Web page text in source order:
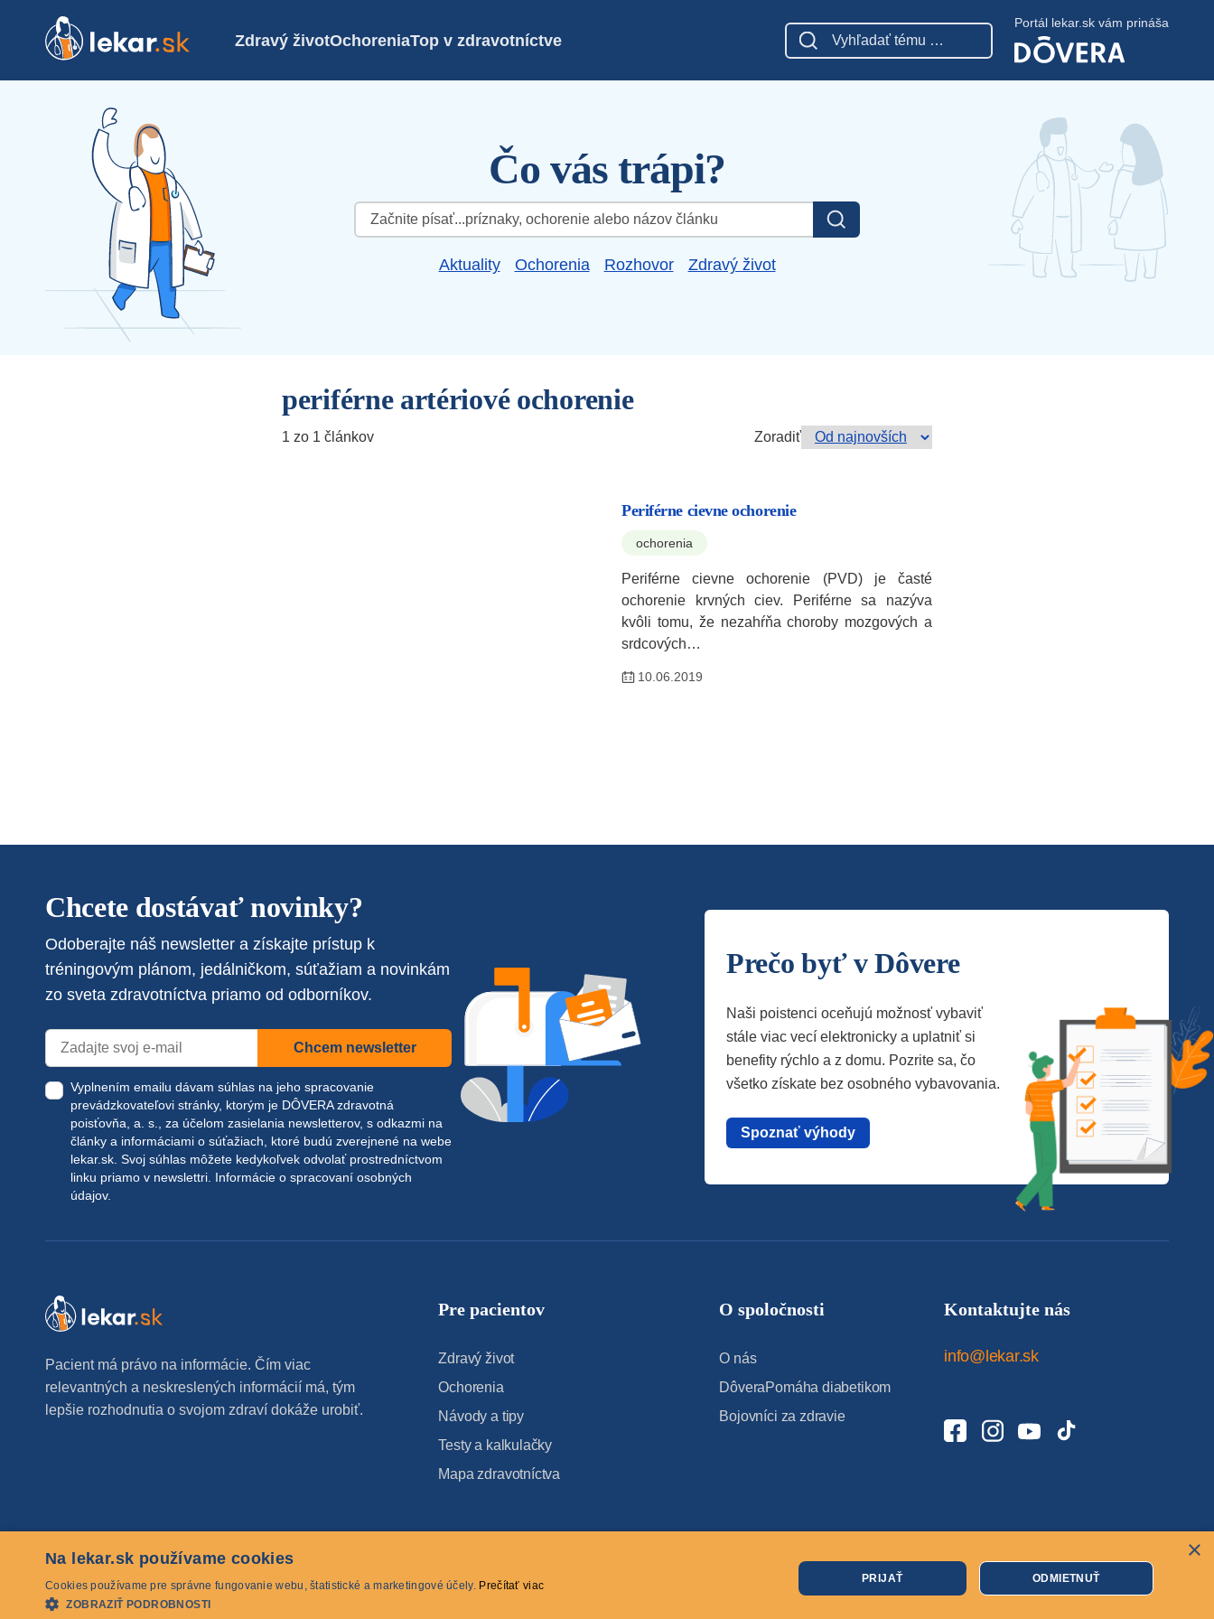
Zdravý životOchoreniaTop v zdravotníctve
Portál lekar.sk vám prináša
Čo vás trápi?
Hľadať:
Aktuality Ochorenia Rozhovor Zdravý život
periférne artériové ochorenie
1 zo 1 článkov Zoradiť
Periférne cievne ochorenie
ochorenia
Periférne cievne ochorenie (PVD) je časté
ochorenie krvných ciev. Periférne sa nazýva
kvôli tomu, že nezahŕňa choroby mozgových a
srdcových…
10.06.2019
Chcete dostávať novinky?
Odoberajte náš newsletter a získajte prístup k
tréningovým plánom, jedálničkom, súťažiam a novinkám
zo sveta zdravotníctva priamo od odborníkov.
Chcem newsletter
Vyplnením emailu dávam súhlas na jeho spracovanie
prevádzkovateľovi stránky, ktorým je DÔVERA zdravotná
poisťovňa, a. s., za účelom zasielania newsletterov, s odkazmi na
články a informáciami o súťažiach, ktoré budú zverejnené na webe
lekar.sk . Svoj súhlas môžete kedykoľvek odvolať prostredníctvom
linku priamo v newslettri. Informácie o spracovaní osobných
údajov.
Prečo byť v Dôvere
Naši poistenci oceňujú možnosť vybaviť
stále viac vecí elektronicky a uplatniť si
benefity rýchlo a z domu. Pozrite sa, čo
všetko získate bez osobného vybavovania.
Spoznať výhody
Pacient má právo na informácie. Čím viac
relevantných a neskreslených informácií má, tým
lepšie rozhodnutia o svojom zdraví dokáže urobiť.
Pre pacientov
Zdravý život
Ochorenia
Návody a tipy
Testy a kalkulačky
Mapa zdravotníctva
O spoločnosti
O nás
DôveraPomáha diabetikom
Bojovníci za zdravie
Kontaktujte nás
info@lekar.sk
© 2026 lekar.sk Všetky práva vyhradené Cookies
×
Na lekar.sk používame cookies
Cookies používame pre správne fungovanie webu, štatistické a marketingové účely. Prečítať viac
ZOBRAZIŤ PODROBNOSTI
PRIJAŤ ODMIETNUŤ